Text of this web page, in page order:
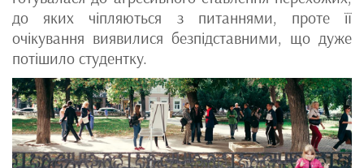
до яких чіпляються з питаннями, проте її
очікування виявилися безпідставними, що дуже
потішило студентку.